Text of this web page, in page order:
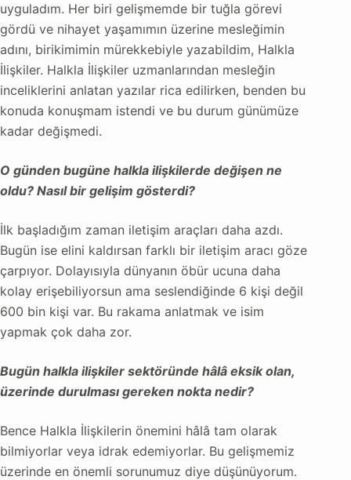
uyguladım. Her biri gelişmemde bir tuğla görevi
gördü ve nihayet yaşamımın üzerine mesleğimin
adını, birikimimin mürekkebiyle yazabildim, Halkla
İlişkiler. Halkla İlişkiler uzmanlarından mesleğin
inceliklerini anlatan yazılar rica edilirken, benden bu
konuda konuşmam istendi ve bu durum günümüze
kadar değişmedi.
O günden bugüne halkla ilişkilerde değişen ne
oldu? Nasıl bir gelişim gösterdi?
İlk başladığım zaman iletişim araçları daha azdı.
Bugün ise elini kaldırsan farklı bir iletişim aracı göze
çarpıyor. Dolayısıyla dünyanın öbür ucuna daha
kolay erişebiliyorsun ama seslendiğinde 6 kişi değil
600 bin kişi var. Bu rakama anlatmak ve isim
yapmak çok daha zor.
Bugün halkla ilişkiler sektöründe hâlâ eksik olan,
üzerinde durulması gereken nokta nedir?
Bence Halkla İlişkilerin önemini hâlâ tam olarak
bilmiyorlar veya idrak edemiyorlar. Bu gelişmemiz
üzerinde en önemli sorunumuz diye düşünüyorum.